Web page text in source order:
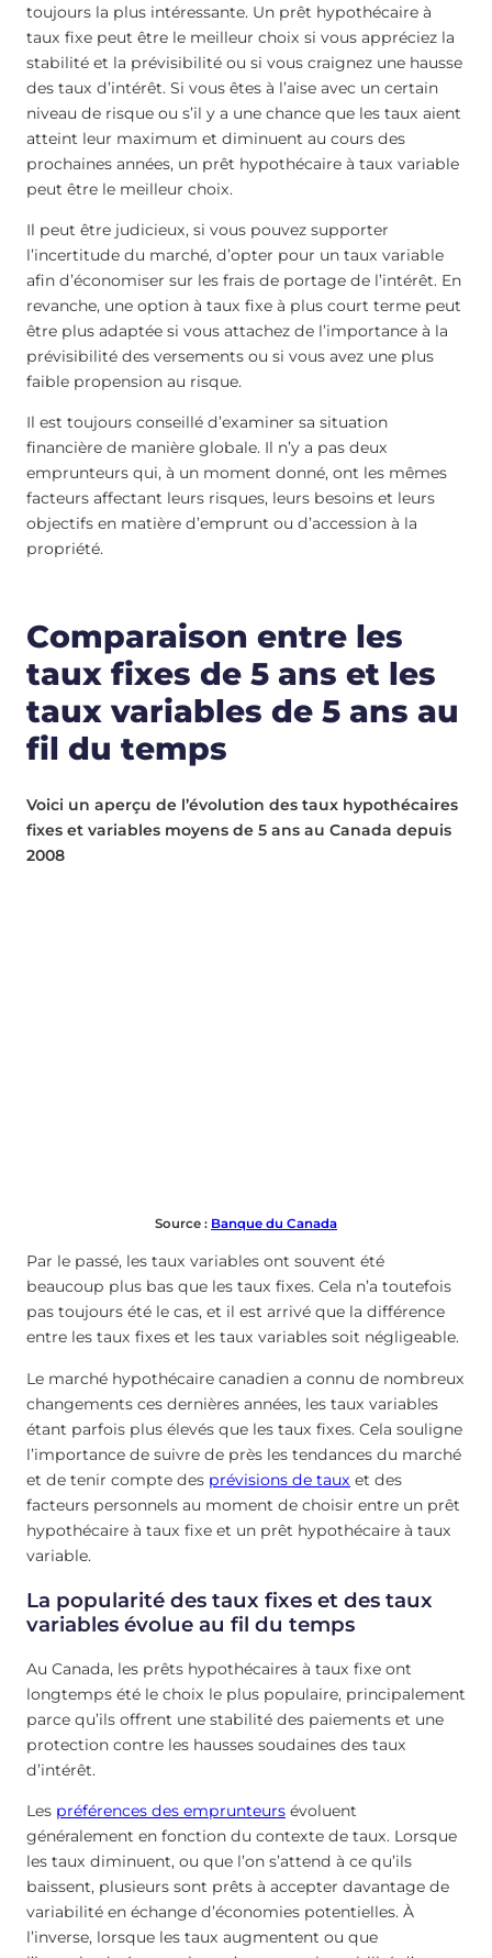
toujours la plus intéressante. Un prêt hypothécaire à
taux fixe peut être le meilleur choix si vous appréciez la
stabilité et la prévisibilité ou si vous craignez une hausse
des taux d’intérêt. Si vous êtes à l’aise avec un certain
niveau de risque ou s’il y a une chance que les taux aient
atteint leur maximum et diminuent au cours des
prochaines années, un prêt hypothécaire à taux variable
peut être le meilleur choix.
Il peut être judicieux, si vous pouvez supporter
l’incertitude du marché, d’opter pour un taux variable
afin d’économiser sur les frais de portage de l’intérêt. En
revanche, une option à taux fixe à plus court terme peut
être plus adaptée si vous attachez de l’importance à la
prévisibilité des versements ou si vous avez une plus
faible propension au risque.
Il est toujours conseillé d’examiner sa situation
financière de manière globale. Il n’y a pas deux
emprunteurs qui, à un moment donné, ont les mêmes
facteurs affectant leurs risques, leurs besoins et leurs
objectifs en matière d’emprunt ou d’accession à la
propriété.
Comparaison entre les
taux fixes de 5 ans et les
taux variables de 5 ans au
fil du temps
Voici un aperçu de l’évolution des taux hypothécaires
fixes et variables moyens de 5 ans au Canada depuis
2008
Source : Banque du Canada
Par le passé, les taux variables ont souvent été
beaucoup plus bas que les taux fixes. Cela n’a toutefois
pas toujours été le cas, et il est arrivé que la différence
entre les taux fixes et les taux variables soit négligeable.
Le marché hypothécaire canadien a connu de nombreux
changements ces dernières années, les taux variables
étant parfois plus élevés que les taux fixes. Cela souligne
l’importance de suivre de près les tendances du marché
et de tenir compte des prévisions de taux et des
facteurs personnels au moment de choisir entre un prêt
hypothécaire à taux fixe et un prêt hypothécaire à taux
variable.
La popularité des taux fixes et des taux
variables évolue au fil du temps
Au Canada, les prêts hypothécaires à taux fixe ont
longtemps été le choix le plus populaire, principalement
parce qu’ils offrent une stabilité des paiements et une
protection contre les hausses soudaines des taux
d’intérêt.
Les préférences des emprunteurs évoluent
généralement en fonction du contexte de taux. Lorsque
les taux diminuent, ou que l’on s’attend à ce qu’ils
baissent, plusieurs sont prêts à accepter davantage de
variabilité en échange d’économies potentielles. À
l’inverse, lorsque les taux augmentent ou que